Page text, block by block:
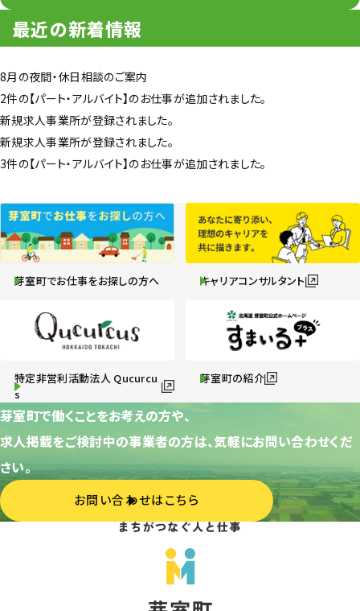
最近の新着情報
8月の夜間・休日相談のご案内
2件の【パート・アルバイト】のお仕事が追加されました。
新規求人事業所が登録されました。
新規求人事業所が登録されました。
3件の【パート・アルバイト】のお仕事が追加されました。
芽室町でお仕事をお探しの方へ キャリアコンサルタント
特定非営利活動法人 Qucurcu
s
芽室町の紹介
芽室町で働くことをお考えの方や、
求人掲載をご検討中の事業者の方は、気軽にお問い合わせくだ
さい。
お問い合わせはこちら